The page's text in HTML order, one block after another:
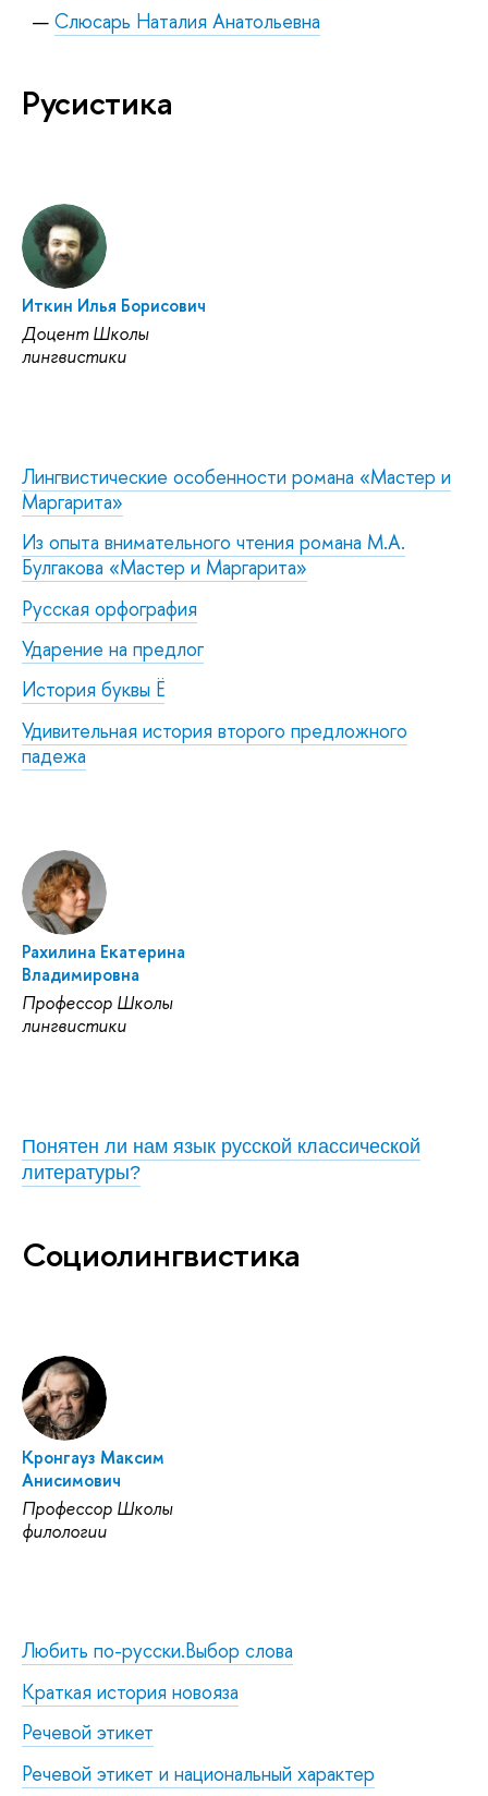
Слюсарь Наталия Анатольевна
Русистика
Иткин Илья Борисович
Доцент Школы
лингвистики
Лингвистические особенности романа «Мастер и
Маргарита»
Из опыта внимательного чтения романа М.А.
Булгакова «Мастер и Маргарита»
Русская орфография
Ударение на предлог
История буквы Ё
Удивительная история второго предложного
падежа
Рахилина Екатерина
Владимировна
Профессор Школы
лингвистики
Понятен ли нам язык русской классической
литературы?
Социолингвистика
Кронгауз Максим
Анисимович
Профессор Школы
филологии
Любить по-русски.Выбор слова
Краткая история новояза
Речевой этикет
Речевой этикет и национальный характер